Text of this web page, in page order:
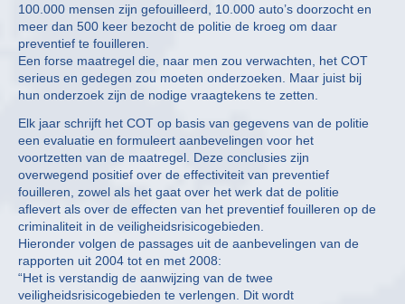
100.000 mensen zijn gefouilleerd, 10.000 auto’s doorzocht en
meer dan 500 keer bezocht de politie de kroeg om daar
preventief te fouilleren.
Een forse maatregel die, naar men zou verwachten, het COT
serieus en gedegen zou moeten onderzoeken. Maar juist bij
hun onderzoek zijn de nodige vraagtekens te zetten.
Elk jaar schrijft het COT op basis van gegevens van de politie
een evaluatie en formuleert aanbevelingen voor het
voortzetten van de maatregel. Deze conclusies zijn
overwegend positief over de effectiviteit van preventief
fouilleren, zowel als het gaat over het werk dat de politie
aflevert als over de effecten van het preventief fouilleren op de
criminaliteit in de veiligheidsrisicogebieden.
Hieronder volgen de passages uit de aanbevelingen van de
rapporten uit 2004 tot en met 2008:
“Het is verstandig de aanwijzing van de twee
veiligheidsrisicogebieden te verlengen. Dit wordt